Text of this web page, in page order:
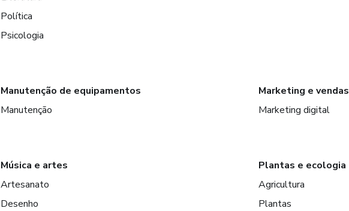
Política
Psicologia
Manutenção de equipamentos
Manutenção
Marketing e vendas
Marketing digital
Música e artes
Artesanato
Desenho
Plantas e ecologia
Agricultura
Plantas